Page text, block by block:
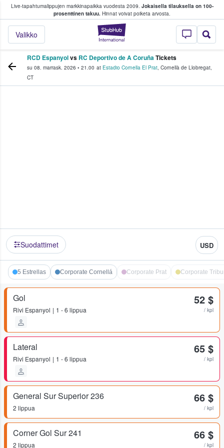
Live-tapahtumalippujen markkinapaikka vuodesta 2009. Jokaisella tilauksella on 100-
prosenttinen takuu. Hinnat voivat poiketa arvosta.
StubHub -
Valikko
fanit ostavat ja myyvät lippuja
RCD Espanyolvs RC Deportivo de A CoruñaTickets
su 08. marrask. 2026 • 21.00 at Estadio Cornella El Prat, Cornellà de Llobregat,
CT
Suodattimet USD
5 Estrellas Corporate Cornellá Corporate Prat Corporate
Gol
Rivi Espanyol 1 - 6 lippua
52 $
/ kpl
Lateral
Rivi Espanyol 1 - 6 lippua
65 $
/ kpl
General Sur Superior 236
2 lippua
66 $
/ kpl
Corner Gol Sur 241
2 lippua
66 $
/ kpl